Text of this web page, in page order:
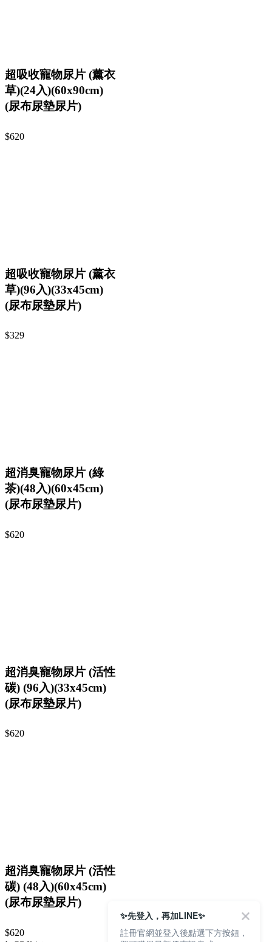
超吸收寵物尿片 (薰衣
草)(24入)(60x90cm)
(尿布尿墊尿片)
$620
超吸收寵物尿片 (薰衣
草)(96入)(33x45cm)
(尿布尿墊尿片)
$329
超消臭寵物尿片 (綠
茶)(48入)(60x45cm)
(尿布尿墊尿片)
$620
超消臭寵物尿片 (活性
碳) (96入)(33x45cm)
(尿布尿墊尿片)
$620
超消臭寵物尿片 (活性
碳) (48入)(60x45cm)
(尿布尿墊尿片)
$620
✨先登入，再加LINE✨
註冊官網並登入後點選下方按鈕，